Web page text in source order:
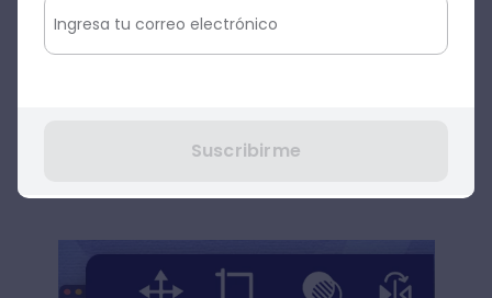
De este modo, se evita tener que habilitar o
12 principios que todo animador
Suscribirme